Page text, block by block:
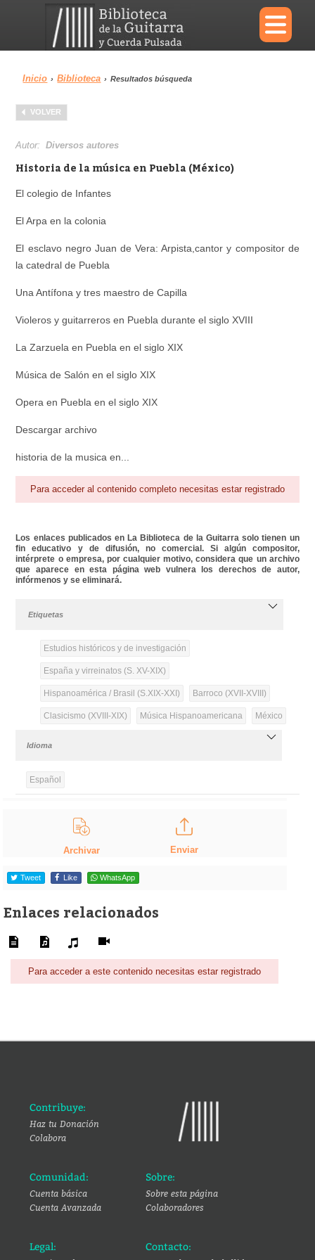
×
Menu
Biblioteca
Área personal
Inicio › Biblioteca › Resultados búsqueda
VOLVER
Autor:Diversos autores
Historia de la música en Puebla (México)
El colegio de Infantes
El Arpa en la colonia
El esclavo negro Juan de Vera: Arpista,cantor y compositor de
la catedral de Puebla
Una Antífona y tres maestro de Capilla
Violeros y guitarreros en Puebla durante el siglo XVIII
La Zarzuela en Puebla en el siglo XIX
Música de Salón en el siglo XIX
Opera en Puebla en el siglo XIX
Descargar archivo
historia de la musica en...
Para acceder al contenido completo necesitas estar registrado
Los enlaces publicados en La Biblioteca de la Guitarra solo tienen un
fin educativo y de difusión, no comercial. Si algún compositor,
intérprete o empresa, por cualquier motivo, considera que un archivo
que aparece en esta página web vulnera los derechos de autor,
infórmenos y se eliminará.
Etiquetas
Estudios históricos y de investigación
España y virreinatos (S. XV-XIX)
Hispanoamérica / Brasil (S.XIX-XXI) Barroco (XVII-XVIII)
Clasicismo (XVIII-XIX) Música Hispanoamericana México
Idioma
Español
Archivar Enviar
Tweet Like WhatsApp
Enlaces relacionados
Para acceder a este contenido necesitas estar registrado
Contribuye:
Haz tu Donación
Colabora
Comunidad:
Cuenta básica
Cuenta Avanzada
Sobre:
Sobre esta página
Colaboradores
Legal: Contacto: